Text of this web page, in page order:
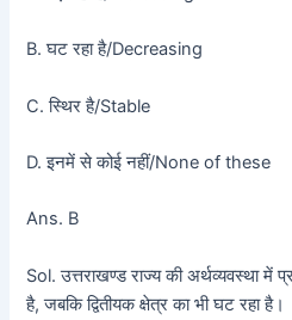
B. घट रहा है/Decreasing
C. स्थिर है/Stable
D. इनमें से कोई नहीं/None of these
Ans. B
Sol. उत्तराखण्ड राज्य की अर्थव्यवस्था में
है, जबकि द्वितीयक क्षेत्र का भी घट रहा है।